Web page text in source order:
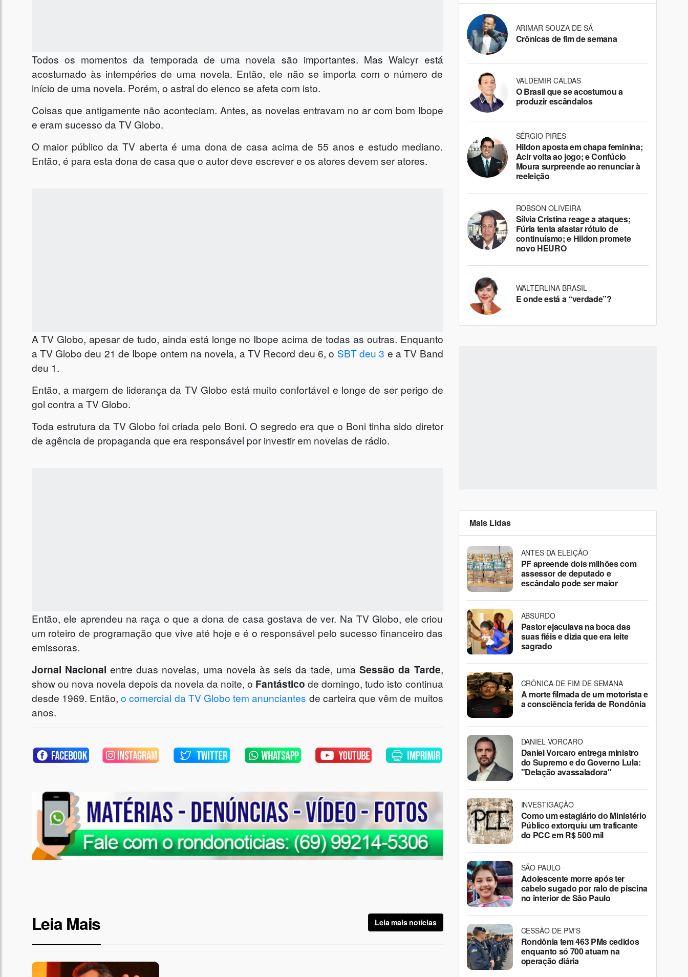
Todos os momentos da temporada de uma novela são importantes. Mas Walcyr está
acostumado às intempéries de uma novela. Então, ele não se importa com o número de
início de uma novela. Porém, o astral do elenco se afeta com isto.
Coisas que antigamente não aconteciam. Antes, as novelas entravam no ar com bom Ibope
e eram sucesso da TV Globo.
O maior público da TV aberta é uma dona de casa acima de 55 anos e estudo mediano.
Então, é para esta dona de casa que o autor deve escrever e os atores devem ser atores.
A TV Globo, apesar de tudo, ainda está longe no Ibope acima de todas as outras. Enquanto
a TV Globo deu 21 de Ibope ontem na novela, a TV Record deu 6, o SBT deu 3 e a TV Band
deu 1.
Então, a margem de liderança da TV Globo está muito confortável e longe de ser perigo de
gol contra a TV Globo.
Toda estrutura da TV Globo foi criada pelo Boni. O segredo era que o Boni tinha sido diretor
de agência de propaganda que era responsável por investir em novelas de rádio.
Então, ele aprendeu na raça o que a dona de casa gostava de ver. Na TV Globo, ele criou
um roteiro de programação que vive até hoje e é o responsável pelo sucesso financeiro das
emissoras.
Jornal Nacional entre duas novelas, uma novela às seis da tade, umaSessão da Tarde,
show ou nova novela depois da novela da noite, o Fantástico de domingo, tudo isto continua
desde 1969. Então,o comercial da TV Globo tem anunciantes de carteira que vêm de muitos
anos.
Leia Mais Leia mais notícias
ARIMAR SOUZA DE SÁ
Crônicas de fim de semana
VALDEMIR CALDAS
O Brasil que se acostumou a
produzir escândalos
SÉRGIO PIRES
Hildon aposta em chapa feminina;
Acir volta ao jogo; e Confúcio
Moura surpreende ao renunciar à
reeleição
ROBSON OLIVEIRA
Sílvia Cristina reage a ataques;
Fúria tenta afastar rótulo de
continuísmo; e Hildon promete
novo HEURO
WALTERLINA BRASIL
E onde está a “verdade”?
Mais Lidas
ANTES DA ELEIÇÃO
PF apreende dois milhões com
assessor de deputado e
escândalo pode ser maior
ABSURDO
Pastor ejaculava na boca das
suas fiéis e dizia que era leite
sagrado
CRÔNICA DE FIM DE SEMANA
A morte filmada de um motorista e
a consciência ferida de Rondônia
DANIEL VORCARO
Daniel Vorcaro entrega ministro
do Supremo e do Governo Lula:
"Delação avassaladora"
INVESTIGAÇÃO
Como um estagiário do Ministério
Público extorquiu um traficante
do PCC em R$ 500 mil
SÃO PAULO
Adolescente morre após ter
cabelo sugado por ralo de piscina
no interior de São Paulo
CESSÃO DE PM'S
Rondônia tem 463 PMs cedidos
enquanto só 700 atuam na
operação diária